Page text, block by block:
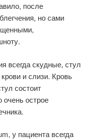
после
но сами
всегда скудные, стул
и слизи. Кровь
состоит
очень острое
у пациента всегда